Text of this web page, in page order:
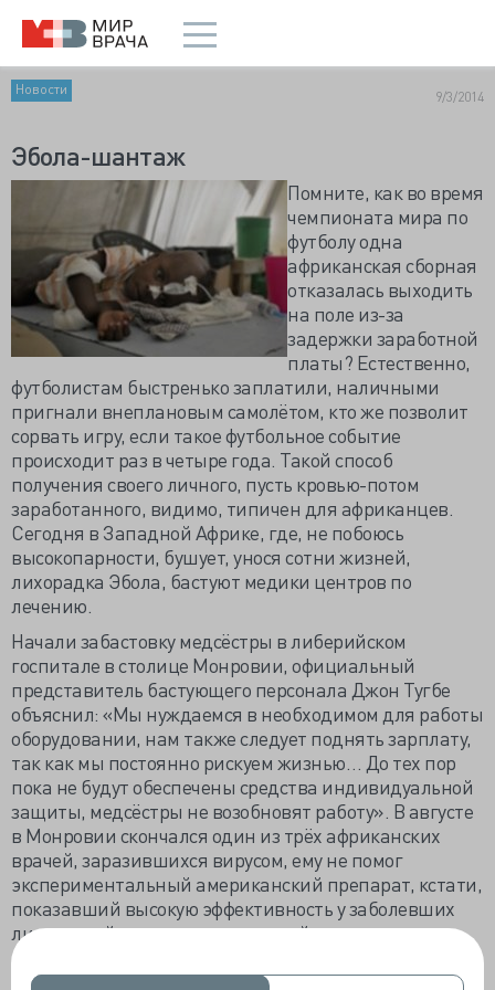
Новости 9/3/2014
Эбола-шантаж
Помните, как во время
чемпионата мира по
футболу одна
африканская сборная
отказалась выходить
на поле из-за
задержки заработной
платы? Естественно,
футболистам быстренько заплатили, наличными
пригнали внеплановым самолётом, кто же позволит
сорвать игру, если такое футбольное событие
происходит раз в четыре года. Такой способ
получения своего личного, пусть кровью-потом
заработанного, видимо, типичен для африканцев.
Сегодня в Западной Африке, где, не побоюсь
высокопарности, бушует, унося сотни жизней,
лихорадка Эбола, бастуют медики центров по
лечению.
Начали забастовку медсёстры в либерийском
госпитале в столице Монровии, официальный
представитель бастующего персонала Джон Тугбе
объяснил: «Мы нуждаемся в необходимом для работы
оборудовании, нам также следует поднять зарплату,
так как мы постоянно рискуем жизнью… До тех пор
пока не будут обеспечены средства индивидуальной
защиты, медсёстры не возобновят работу». В августе
в Монровии скончался один из трёх африканских
врачей, заразившихся вирусом, ему не помог
экспериментальный американский препарат, кстати,
показавший высокую эффективность у заболевших
лихорадкой американских врачей.
Днём ранее объявили забастовку сотрудники